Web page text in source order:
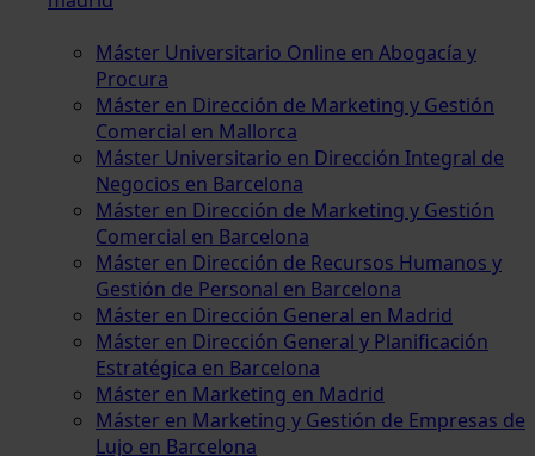
Máster Universitario Online en Abogacía y
Procura
Máster en Dirección de Marketing y Gestión
Comercial en Mallorca
Máster Universitario en Dirección Integral de
Negocios en Barcelona
Máster en Dirección de Marketing y Gestión
Comercial en Barcelona
Máster en Dirección de Recursos Humanos y
Gestión de Personal en Barcelona
Máster en Dirección General en Madrid
Máster en Dirección General y Planificación
Estratégica en Barcelona
Máster en Marketing en Madrid
Máster en Marketing y Gestión de Empresas de
Lujo en Barcelona